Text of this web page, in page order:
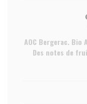
AOC Bergerac. Bio
Des notes de